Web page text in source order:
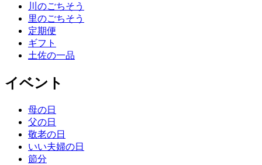
川のごちそう
里のごちそう
定期便
ギフト
土佐の一品
イベント
母の日
父の日
敬老の日
いい夫婦の日
節分